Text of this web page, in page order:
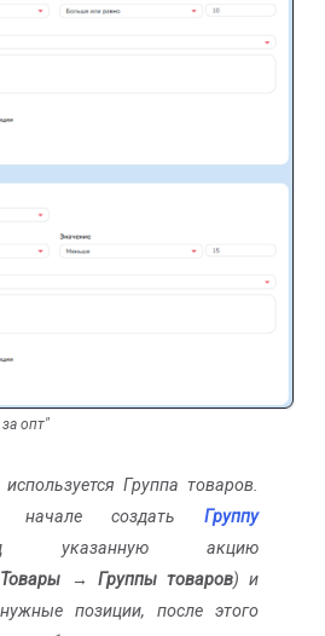
опт"
Группа товаров.
начале создать Группу
акцию
Товары → Группы товаров) и
позиции, после этого